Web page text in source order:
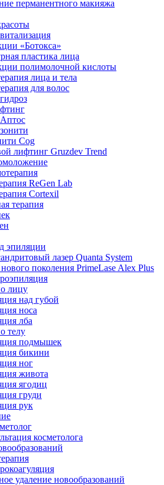
перманентного макияжа
«Ботокса»
пластика лица
полимолочной кислоты
лица и тела
для волос
Cog
лифтинг Gruzdev Trend
ReGen Lab
Cortexil
терапия
эпиляции
лазер Quanta System
поколения PrimeLase Alex Plus
лицу
над губой
носа
лба
телу
подмышек
бикини
ног
живота
ягодиц
груди
рук
косметолога
удаление новообразований